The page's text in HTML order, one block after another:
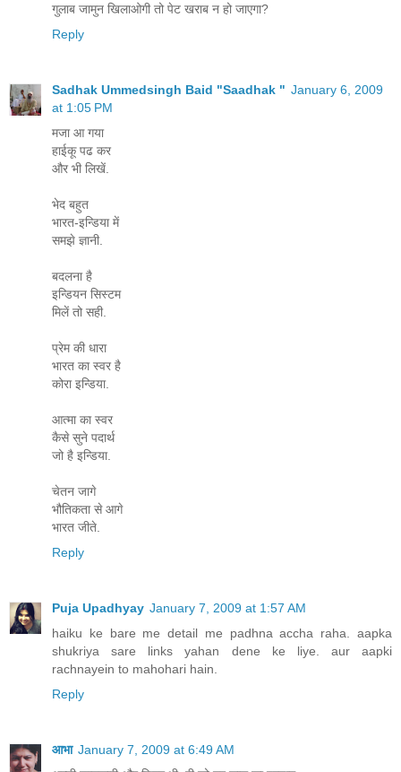
गुलाब जामुन खिलाओगी तो पेट खराब न हो जाएगा?
Reply
Sadhak Ummedsingh Baid "Saadhak " January 6, 2009
at 1:05 PM
मजा आ गया
हाईकू पढ कर
और भी लिखें.
भेद बहुत
भारत-इन्डिया में
समझे ज्ञानी.
बदलना है
इन्डियन सिस्टम
मिलें तो सही.
प्रेम की धारा
भारत का स्वर है
कोरा इन्डिया.
आत्मा का स्वर
कैसे सुने पदार्थ
जो है इन्डिया.
चेतन जागे
भौतिकता से आगे
भारत जीते.
Reply
Puja Upadhyay January 7, 2009 at 1:57 AM
haiku ke bare me detail me padhna accha raha. aapka
shukriya sare links yahan dene ke liye. aur aapki
rachnayein to mahohari hain.
Reply
आभा January 7, 2009 at 6:49 AM